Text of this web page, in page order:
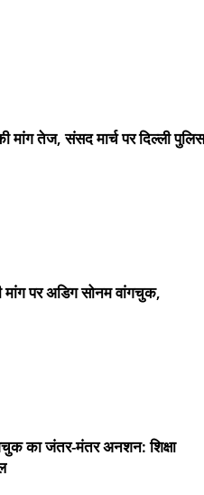
मांग तेज, संसद मार्च पर दिल्ली पुलिस
पर अडिग सोनम वांगचुक,
का जंतर-मंतर अनशन: शिक्षा